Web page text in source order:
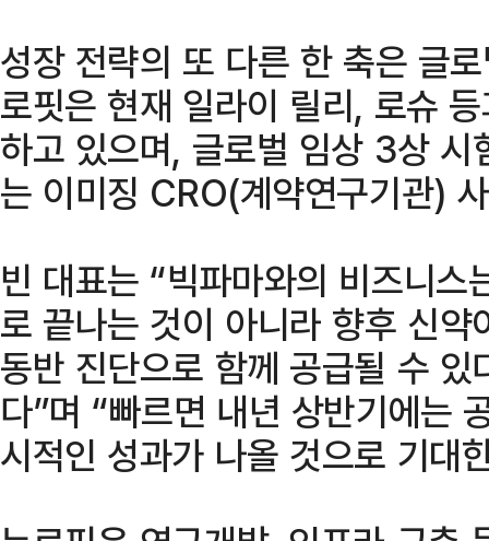
성장 전략의 또 다른 한 축은 글
로핏은 현재 일라이 릴리, 로슈
하고 있으며, 글로벌 임상 3상
는 이미징 CRO(계약연구기관)
빈 대표는 “빅파마와의 비즈니
로 끝나는 것이 아니라 향후 신
동반 진단으로 함께 공급될 수
다”며 “빠르면 내년 상반기에는
시적인 성과가 나올 것으로 기대